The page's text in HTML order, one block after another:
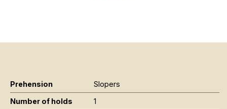
Prehension
Slopers
Number of holds
1